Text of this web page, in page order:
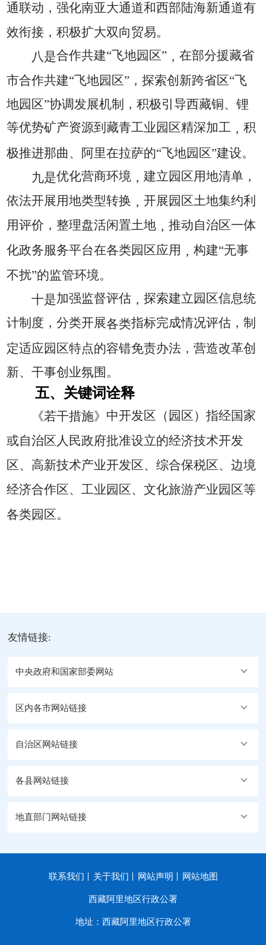
通联动，强化南亚大通道和西部陆海新通道有
效衔接，积极扩大双向贸易。
八是合作共建“飞地园区” ，在部分援藏省
市合作共建“飞地园区”，探索创新跨省区“飞
地园区”协调发展机制，积极引导西藏铜、锂
等优势矿产资源到藏青工业园区精深加工 ，积
极推进那曲、阿里在拉萨的“飞地园区”建设。
九是优化营商环境 ，建立园区用地清单，
依法开展用地类型转换 ，开展园区土地集约利
用评价，整理盘活闲置土地 ，推动自治区一体
化政务服务平台在各类园区应用 ，构建“无事
不扰”的监管环境。
十是加强监督评估 ，探索建立园区信息统
计制度，分类开展各类指标完成情况评估，制
定适应园区特点的容错免责办法，营造改革创
新、干事创业氛围。
五、关键词诠释
《若干措施》 中开发区（园区）指经国家
或自治区人民政府批准设立的经济技术开发
区、高新技术产业开发区、综合保税区、边境
经济合作区、工业园区、文化旅游产业园区等
各类园区。
友情链接:
中央政府和国家部委网站
区内各市网站链接
自治区网站链接
各县网站链接
地直部门网站链接
联系我们 关于我们 网站声明 网站地图
西藏阿里地区行政公署
地址：西藏阿里地区行政公署